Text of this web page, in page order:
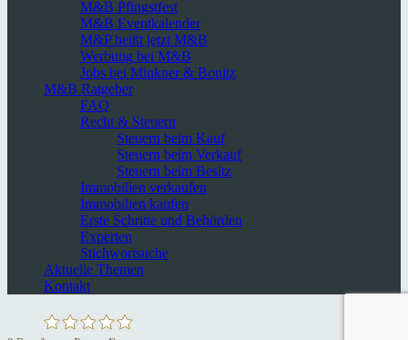
M&B Pfingstfest
M&B Eventkalender
M&P heißt jetzt M&B
Werbung bei M&B
Jobs bei Minkner & Bonitz
M&B Ratgeber
FAQ
Recht & Steuern
Steuern beim Kauf
Steuern beim Verkauf
Steuern beim Besitz
Immobilien verkaufen
Immobilien kaufen
Erste Schritte und Behörden
Experten
Stichwortsuche
Aktuelle Themen
Kontakt